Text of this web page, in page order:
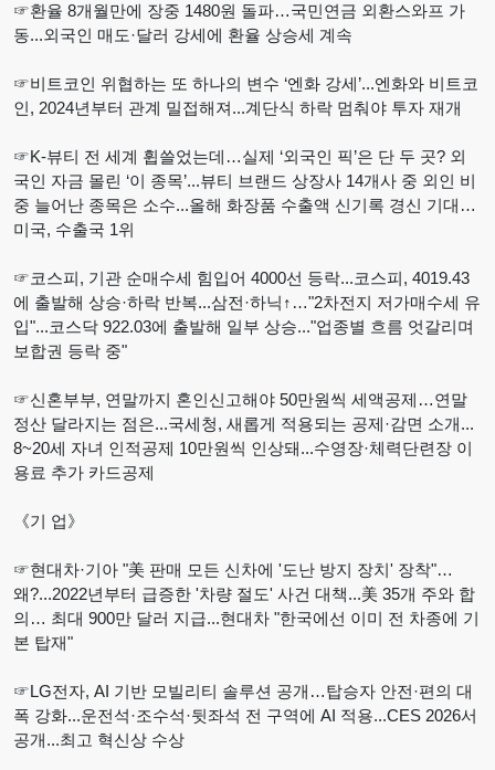
☞환율 8개월만에 장중 1480원 돌파…국민연금 외환스와프 가
동...외국인 매도·달러 강세에 환율 상승세 계속
☞비트코인 위협하는 또 하나의 변수 ‘엔화 강세’...엔화와 비트코
인, 2024년부터 관계 밀접해져...계단식 하락 멈춰야 투자 재개
☞K-뷰티 전 세계 휩쓸었는데…실제 ‘외국인 픽’은 단 두 곳? 외
국인 자금 몰린 ‘이 종목’...뷰티 브랜드 상장사 14개사 중 외인 비
중 늘어난 종목은 소수...올해 화장품 수출액 신기록 경신 기대…
미국, 수출국 1위
☞코스피, 기관 순매수세 힘입어 4000선 등락...코스피, 4019.43
에 출발해 상승·하락 반복...삼전·하닉↑…"2차전지 저가매수세 유
입"...코스닥 922.03에 출발해 일부 상승..."업종별 흐름 엇갈리며
보합권 등락 중"
☞신혼부부, 연말까지 혼인신고해야 50만원씩 세액공제…연말
정산 달라지는 점은...국세청, 새롭게 적용되는 공제·감면 소개...
8~20세 자녀 인적공제 10만원씩 인상돼...수영장·체력단련장 이
용료 추가 카드공제
《기 업》
☞현대차·기아 "美 판매 모든 신차에 '도난 방지 장치' 장착"…
왜?...2022년부터 급증한 '차량 절도' 사건 대책...美 35개 주와 합
의… 최대 900만 달러 지급...현대차 "한국에선 이미 전 차종에 기
본 탑재"
☞LG전자, AI 기반 모빌리티 솔루션 공개…탑승자 안전·편의 대
폭 강화...운전석·조수석·뒷좌석 전 구역에 AI 적용...CES 2026서
공개...최고 혁신상 수상